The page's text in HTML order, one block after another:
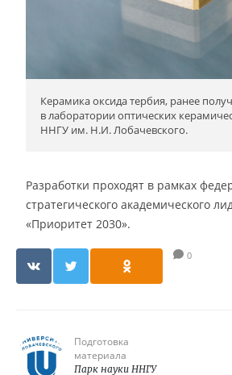
Керамика оксида тербия, ранее
в лаборатории оптических
ННГУ им. Н.И. Лобачевского.
Разработки проходят в рамках
стратегического академического
«Приоритет 2030».
0
Подготовка
материала
Парк науки ННГУ